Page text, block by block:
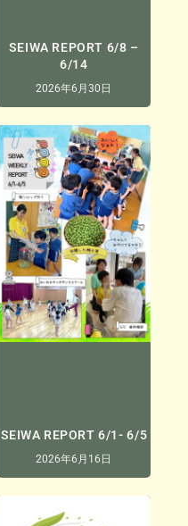
SEIWA REPORT 6/8 –
6/14
2026年6月30日
SEIWA REPORT 6/1- 6/5
2026年6月16日